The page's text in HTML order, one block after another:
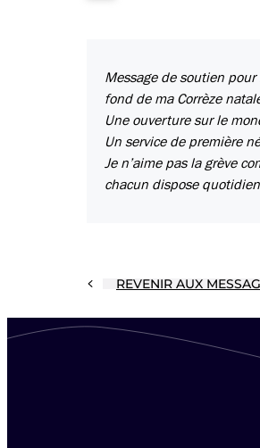
Message de soutien
fond de ma Corrèze
Une ouverture sur le
Un service de première
Je n’aime pas la grève
chacun dispose
REVENIR AUX